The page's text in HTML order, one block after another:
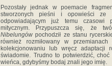
Pozostały jednak w poemacie
stworzonych pieśni i opowieści ze
odpowiadającym już temu czasowi
mitycznym. Przypuszcza się, że
Nibelungów pochodził ze stanu
również rozmiłowany w
kolekcjonowaniu lub wręcz adaptacji
świadomie. Trudno to potwierdzić,
wieńca, gdybyśmy bodaj znali jego imię.